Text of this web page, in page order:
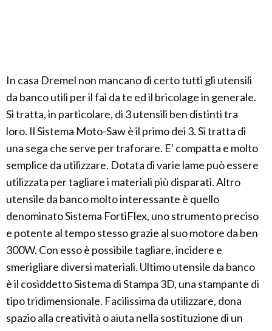
In casa Dremel non mancano di certo tutti gli utensili
da banco utili per il fai da te ed il bricolage in generale.
Si tratta, in particolare, di 3 utensili ben distinti tra
loro. Il Sistema Moto-Saw è il primo dei 3. Si tratta di
una sega che serve per traforare. E' compatta e molto
semplice da utilizzare. Dotata di varie lame può essere
utilizzata per tagliare i materiali più disparati. Altro
utensile da banco molto interessante è quello
denominato Sistema FortiFlex, uno strumento preciso
e potente al tempo stesso grazie al suo motore da ben
300W. Con esso è possibile tagliare, incidere e
smerigliare diversi materiali. Ultimo utensile da banco
è il cosiddetto Sistema di Stampa 3D, una stampante di
tipo tridimensionale. Facilissima da utilizzare, dona
spazio alla creatività o aiuta nella sostituzione di un